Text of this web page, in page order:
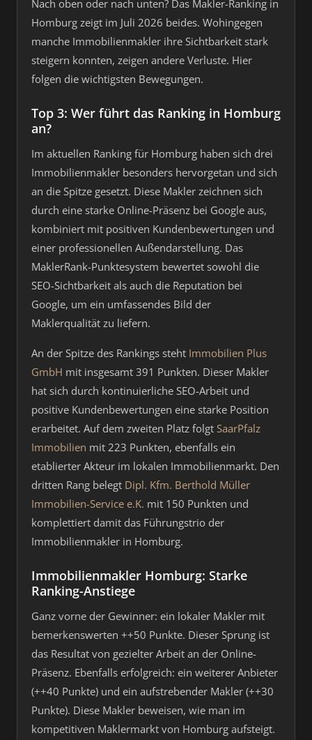
Nach oben oder nach unten? Das Makler-Ranking in
Homburg zeigt im Juli 2026 beides. Wohingegen
manche Immobilienmakler ihre Sichtbarkeit stark
steigern konnten, zeigen andere Verluste. Hier
folgen die wichtigsten Bewegungen.
Top 3: Wer führt das Ranking in Homburg
an?
Im aktuellen Ranking für Homburg haben sich drei
Immobilienmakler besonders hervorgetan und sich
an die Spitze gesetzt. Diese Makler zeichnen sich
durch eine starke Online-Präsenz bei Google aus,
kombiniert mit positiven Kundenbewertungen und
einer professionellen Außendarstellung. Das
MaklerRank-Punktesystem bewertet sowohl die
SEO-Sichtbarkeit als auch die Reputation bei
Google, um ein umfassendes Bild der
Maklerqualität zu liefern.
An der Spitze des Rankings steht Immobilien Plus
GmbH mit insgesamt 391 Punkten. Dieser Makler
hat sich durch kontinuierliche SEO-Arbeit und
positive Kundenbewertungen eine starke Position
erarbeitet. Auf dem zweiten Platz folgt SaarPfalz
Immobilien mit 223 Punkten, ebenfalls ein
etablierter Akteur im lokalen Immobilienmarkt. Den
dritten Rang belegt Dipl. Kfm. Berthold Müller
Immobilien-Service e.K. mit 150 Punkten und
komplettiert damit das Führungstrio der
Immobilienmakler in Homburg.
Immobilienmakler Homburg: Starke
Ranking-Anstiege
Ganz vorne der Gewinner: ein lokaler Makler mit
bemerkenswerten ++50 Punkte. Dieser Sprung ist
das Resultat von gezielter Arbeit an der Online-
Präsenz. Ebenfalls erfolgreich: ein weiterer Anbieter
(++40 Punkte) und ein aufstrebender Makler (++30
Punkte). Diese Makler beweisen, wie man im
kompetitiven Maklermarkt von Homburg aufsteigt.